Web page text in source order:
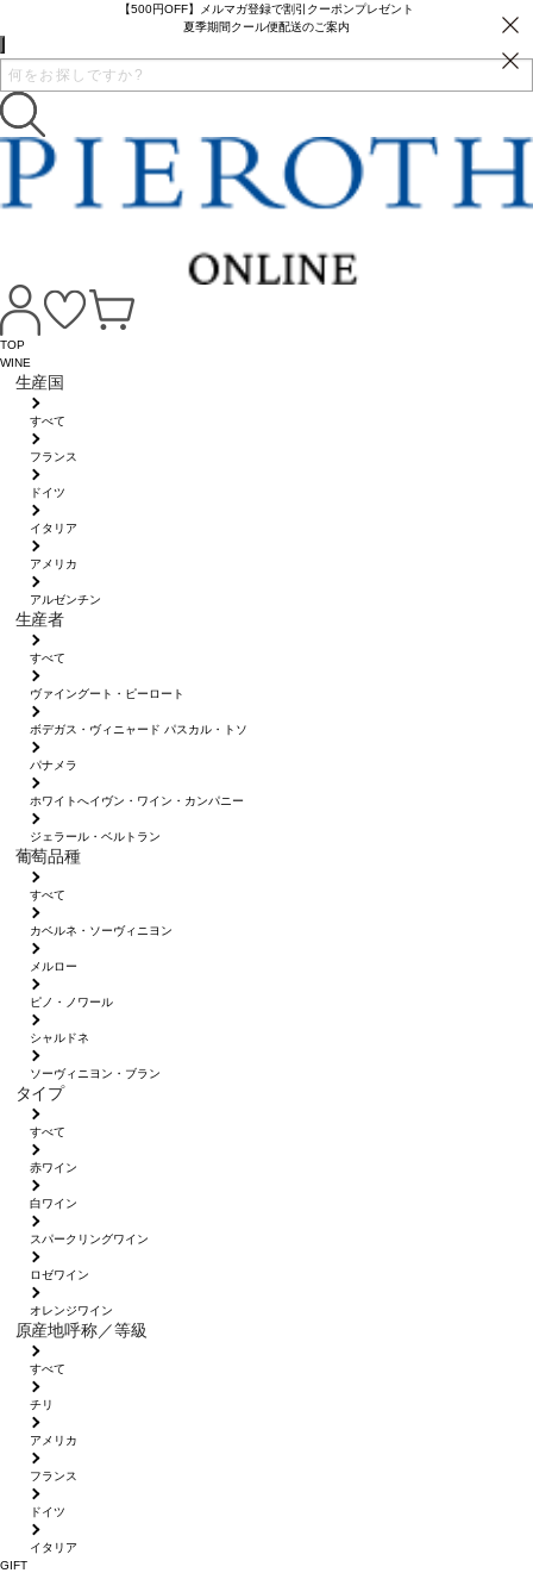
【500円OFF】メルマガ登録で割引クーポンプレゼント
夏季期間クール便配送のご案内
TOP
WINE
生産国
すべて
フランス
ドイツ
イタリア
アメリカ
アルゼンチン
生産者
すべて
ヴァイングート・ピーロート
ボデガス・ヴィニャード パスカル・トソ
パナメラ
ホワイトへイヴン・ワイン・カンパニー
ジェラール・ベルトラン
葡萄品種
すべて
カベルネ・ソーヴィニヨン
メルロー
ピノ・ノワール
シャルドネ
ソーヴィニヨン・ブラン
タイプ
すべて
赤ワイン
白ワイン
スパークリングワイン
ロゼワイン
オレンジワイン
原産地呼称／等級
すべて
チリ
アメリカ
フランス
ドイツ
イタリア
GIFT